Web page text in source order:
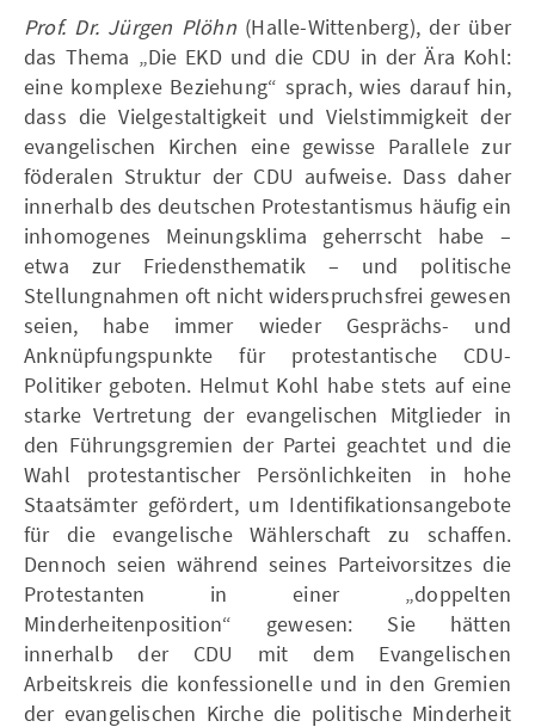
Prof. Dr. Jürgen Plöhn(Halle-Wittenberg), der über
das Thema „Die EKD und die CDU in der Ära Kohl:
eine komplexe Beziehung“ sprach, wies darauf hin,
dass die Vielgestaltigkeit und Vielstimmigkeit der
evangelischen Kirchen eine gewisse Parallele zur
föderalen Struktur der CDU aufweise. Dass daher
innerhalb des deutschen Protestantismus häufig ein
inhomogenes Meinungsklima geherrscht habe –
etwa zur Friedensthematik – und politische
Stellungnahmen oft nicht widerspruchsfrei gewesen
seien, habe immer wieder Gesprächs- und
Anknüpfungspunkte für protestantische CDU-
Politiker geboten. Helmut Kohl habe stets auf eine
starke Vertretung der evangelischen Mitglieder in
den Führungsgremien der Partei geachtet und die
Wahl protestantischer Persönlichkeiten in hohe
Staatsämter gefördert, um Identifikationsangebote
für die evangelische Wählerschaft zu schaffen.
Dennoch seien während seines Parteivorsitzes die
Protestanten in einer „doppelten
Minderheitenposition“ gewesen: Sie hätten
innerhalb der CDU mit dem Evangelischen
Arbeitskreis die konfessionelle und in den Gremien
der evangelischen Kirche die politische Minderheit